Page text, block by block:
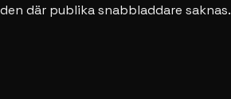
där publika snabbladdare saknas.